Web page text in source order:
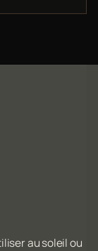
au soleil ou